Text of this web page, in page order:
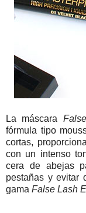
La máscara
fórmula tipo
cortas,
con un intenso
cera de abejas
pestañas y evitar
gama False Lash